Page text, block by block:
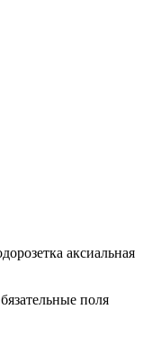
аксиальная
поля